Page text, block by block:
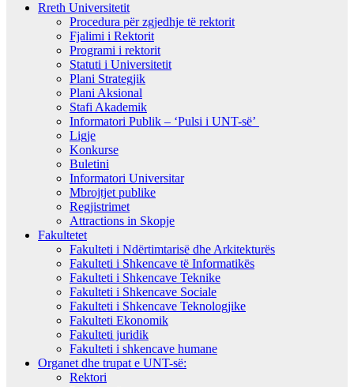
Rreth Universitetit
Procedura për zgjedhje të rektorit
Fjalimi i Rektorit
Programi i rektorit
Statuti i Universitetit
Plani Strategjik
Plani Aksional
Stafi Akademik
Informatori Publik – ‘Pulsi i UNT-së’
Ligje
Konkurse
Buletini
Informatori Universitar
Mbrojtjet publike
Regjistrimet
Attractions in Skopje
Fakultetet
Fakulteti i Ndërtimtarisë dhe Arkitekturës
Fakulteti i Shkencave të Informatikës
Fakulteti i Shkencave Teknike
Fakulteti i Shkencave Sociale
Fakulteti i Shkencave Teknologjike
Fakulteti Ekonomik
Fakulteti juridik
Fakulteti i shkencave humane
Organet dhe trupat e UNT-së:
Rektori